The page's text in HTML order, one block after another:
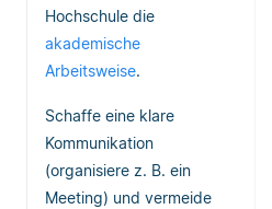
Hochschule die
akademische
Arbeitsweise.
Schaffe eine klare
Kommunikation
(organisiere z. B. ein
Meeting) und vermeide